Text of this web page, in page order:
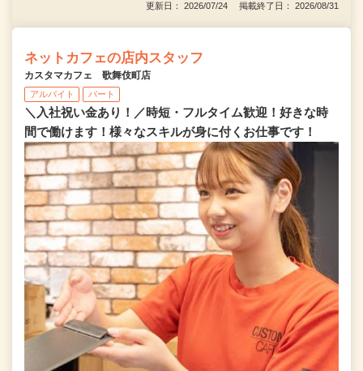
更新日： 2026/07/24 掲載終了日： 2026/08/31
ネットカフェの店内スタッフ
カスタマカフェ 歌舞伎町店
アルバイト パート
＼入社祝い金あり！／時短・フルタイム歓迎！好きな時
間で働けます！様々なスキルが身に付くお仕事です！